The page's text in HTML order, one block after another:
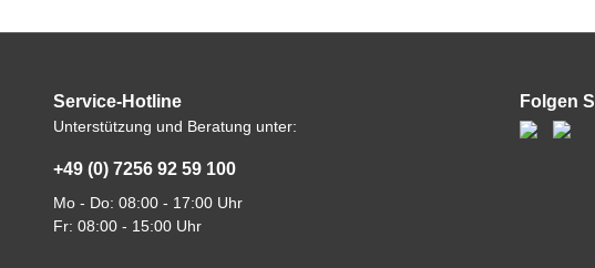
Service-Hotline
Unterstützung und Beratung unter:
+49 (0) 7256 92 59 100
Mo - Do: 08:00 - 17:00 Uhr
Fr: 08:00 - 15:00 Uhr
Folgen